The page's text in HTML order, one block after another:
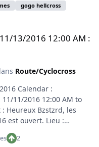
ou sur FB
pas moins
gogo hellcross
13/2016 12:00 AM :
Route/Cyclocross
Calendar :
2016 12:00 AM to
:
2